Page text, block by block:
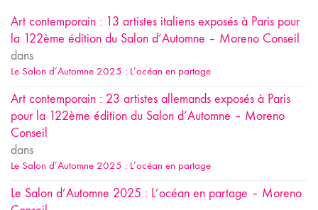
Art contemporain : 13 artistes italiens exposés à Paris pour
la 122ème édition du Salon d’Automne – Moreno Conseil
dans
Le Salon d’Automne 2025 : L’océan en partage
Art contemporain : 23 artistes allemands exposés à Paris
pour la 122ème édition du Salon d’Automne – Moreno
Conseil
dans
Le Salon d’Automne 2025 : L’océan en partage
Le Salon d’Automne 2025 : L’océan en partage – Moreno